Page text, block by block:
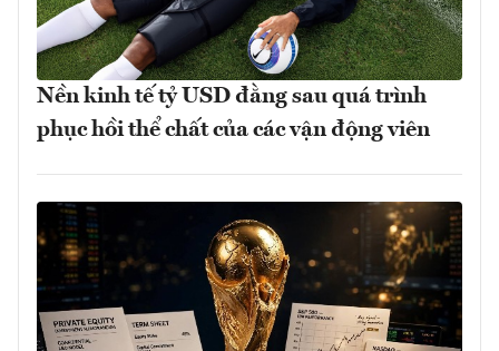
Nền kinh tế tỷ USD đằng sau quá trình
phục hồi thể chất của các vận động viên